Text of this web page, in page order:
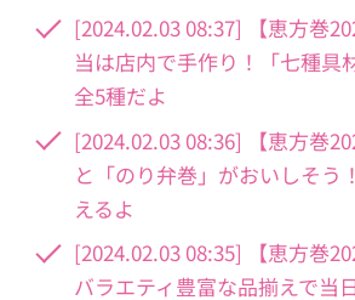
[2024.02.03 08:37] 【恵方巻
当は店内で手作り！「七種具
全5種だよ
[2024.02.03 08:36] 【恵方巻
と「のり弁巻」がおいしそう
えるよ
[2024.02.03 08:35] 【恵方巻
バラエティ豊富な品揃えで当